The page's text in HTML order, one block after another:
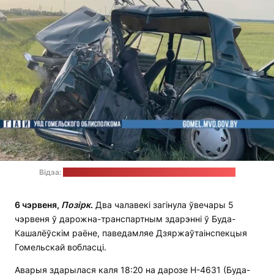
Відэа:
6 чэрвеня, Позірк. Два чалавекі загінула ўвечары 5
чэрвеня ў дарожна-транспартным здарэнні ў Буда-
Кашалёўскім раёне, паведамляе Дзяржаўтаінспекцыя
Гомельскай вобласці.
Аварыя здарылася каля 18:20 на дарозе Н-4631 (Буда-